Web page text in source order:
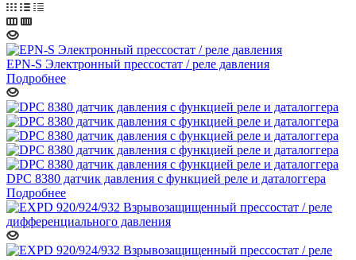
EPN-S Электронный прессостат / реле давления
Подробнее
DPC 8380 датчик давления с функцией реле и даталоггера
Подробнее